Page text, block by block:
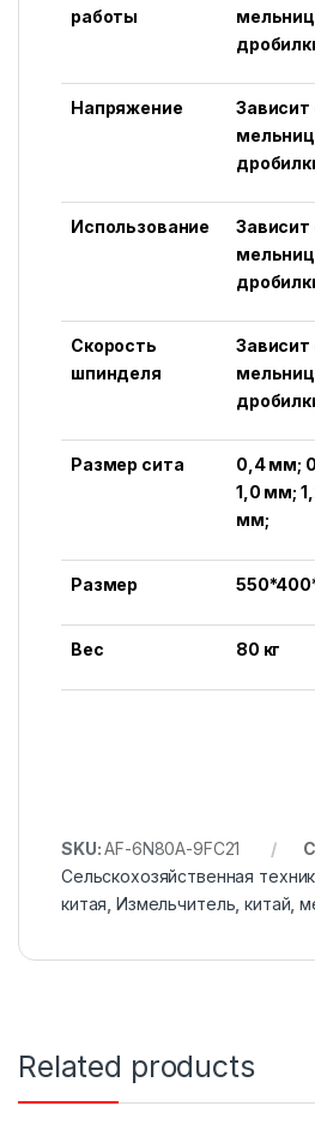
работы
Напряжение
Зависит
Использование
Зависит
Скорость
шпинделя
Зависит
Размер сита
0,4 мм;
1,0 мм;
мм;
Размер
Вес 80 кг
SKU:AF-6N80A-9FC21
Сельскохозяйственная
китая ,Измельчитель ,китай ,
Related products